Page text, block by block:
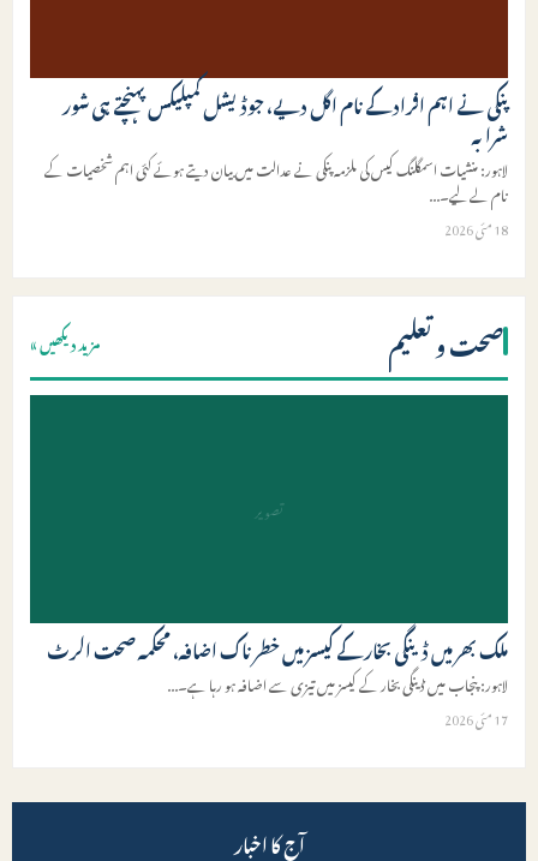
پنکی نے اہم افراد کے نام اگل دیے، جوڈیشل کمپلیکس پہنچتے ہی شور
شرابہ
لاہور: منشیات اسمگلنگ کیس کی ملزمہ پنکی نے عدالت میں بیان دیتے ہوئے کئی اہم شخصیات کے
نام لے لیے۔...
18 مئی 2026
صحت و تعلیم مزید دیکھیں »
تصویر
ملک بھر میں ڈینگی بخار کے کیسز میں خطرناک اضافہ، محکمہ صحت الرٹ
لاہور: پنجاب میں ڈینگی بخار کے کیسز میں تیزی سے اضافہ ہو رہا ہے۔...
17 مئی 2026
آج کا اخبار